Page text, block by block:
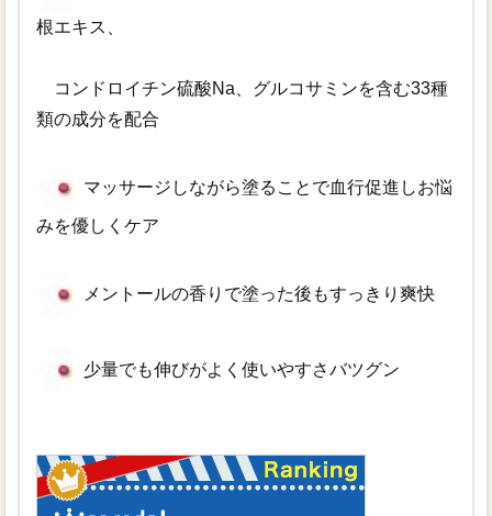
根エキス、
コンドロイチン硫酸Na、グルコサミンを含む33種
類の成分を配合
マッサージしながら塗ることで血行促進しお悩
みを優しくケア
メントールの香りで塗った後もすっきり爽快
少量でも伸びがよく使いやすさバツグン